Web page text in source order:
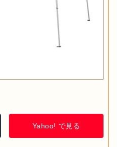
Yahoo! で見る